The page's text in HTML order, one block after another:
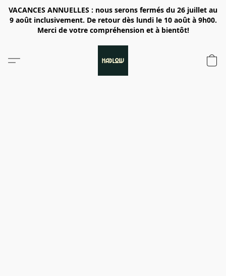
VACANCES ANNUELLES : nous serons fermés du 26 juillet au
9 août inclusivement. De retour dès lundi le 10 août à 9h00.
Merci de votre compréhension et à bientôt!